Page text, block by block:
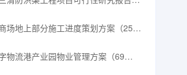
场地上部分施工进度策划方案（25
物流港产业园物业管理方案（69